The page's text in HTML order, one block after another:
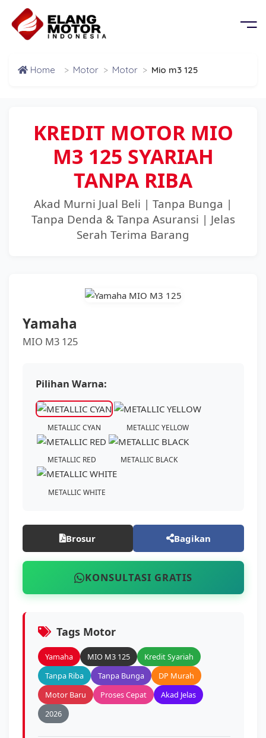
Home > Motor > Motor > Mio m3 125
KREDIT MOTOR MIO
M3 125 SYARIAH
TANPA RIBA
Akad Murni Jual Beli | Tanpa Bunga |
Tanpa Denda & Tanpa Asuransi | Jelas
Serah Terima Barang
Yamaha
MIO M3 125
Pilihan Warna:
METALLIC CYAN METALLIC YELLOW
METALLIC RED METALLIC BLACK
METALLIC WHITE
Brosur Bagikan
KONSULTASI GRATIS
Tags Motor
Yamaha MIO M3 125
Kredit Syariah
Tanpa Riba
Tanpa Bunga
DP Murah
Motor Baru
Proses Cepat
Akad Jelas
2026